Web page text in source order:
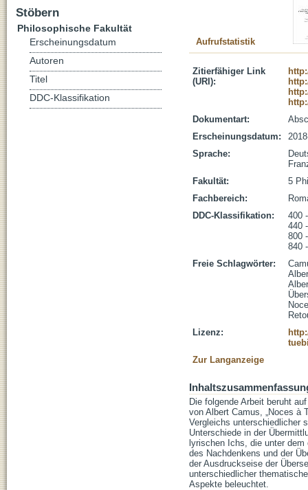
Aufrufstatistik
Zitierfähiger Link
(URI):
Dokumentart:
Erscheinungsdatum:
Sprache:
Fakultät:
5
Fachbereich:
DDC-Klassifikation:
400
440
800
840
Freie Schlagwörter:
Lizenz:
Zur Langanzeige
Die folgende Arbeit beruht
von Albert Camus, „Noces à
Vergleichs unterschiedlicher
Unterschiede in der
lyrischen Ichs, die unter
des Nachdenkens und der
der Ausdruckseise der
unterschiedlicher
Aspekte beleuchtet.
Stöbern
Philosophische Fakultät
Erscheinungsdatum
Autoren
Titel
DDC-Klassifikation